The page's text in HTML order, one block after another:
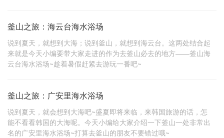
釜山之旅：海云台海水浴场
说到夏天，就想到大海；说到釜山，就想到海云台。这两处结合起
来就是今天小编要带大家走进的作为去釜山必去的地方——釜山海
云台海水浴场~趁着暑假赶紧去游玩一番吧~
釜山之旅：广安里海水浴场
说到夏天，就会想到大海吧~盛夏即将来临，来韩国旅游的话，怎
能不看看韩国的大海呢。今天小编给大家介绍一下釜山一处非常出
名的广安里海水浴场~打算去釜山的朋友不要错过哦~